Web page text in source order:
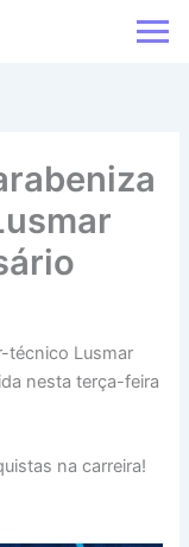
técnico Lusmar
nesta terça-feira
na carreira!